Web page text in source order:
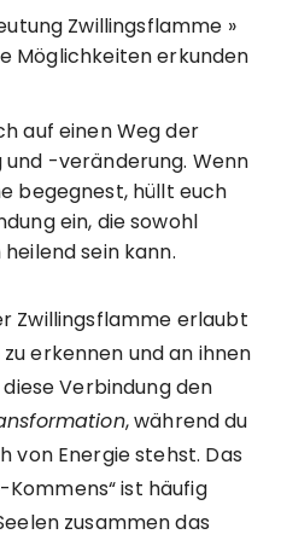
Zwillingsflamme »
Möglichkeiten erkunden
auf einen Weg der
-veränderung. Wenn
begegnest, hüllt euch
ein, die sowohl
sein kann.
Zwillingsflamme erlaubt
erkennen und an ihnen
Verbindung den
, während du
von Energie stehst. Das
ist häufig
zusammen das